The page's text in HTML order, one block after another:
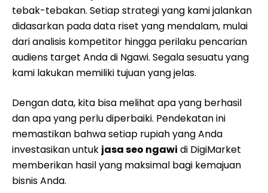
tebak-tebakan. Setiap strategi yang kami jalankan
didasarkan pada data riset yang mendalam, mulai
dari analisis kompetitor hingga perilaku pencarian
audiens target Anda di Ngawi. Segala sesuatu yang
kami lakukan memiliki tujuan yang jelas.
Dengan data, kita bisa melihat apa yang berhasil
dan apa yang perlu diperbaiki. Pendekatan ini
memastikan bahwa setiap rupiah yang Anda
investasikan untuk jasa seo ngawi di DigiMarket
memberikan hasil yang maksimal bagi kemajuan
bisnis Anda.